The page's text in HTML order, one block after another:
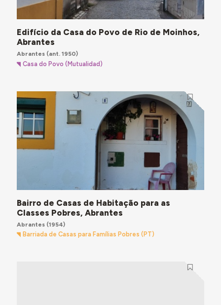
Edifício da Casa do Povo de Rio de Moinhos,
Abrantes
Abrantes(ant. 1950)
Casa do Povo (Mutualidad)
Bairro de Casas de Habitação para as
Classes Pobres, Abrantes
Abrantes(1954)
Barriada de Casas para Famílias Pobres (PT)